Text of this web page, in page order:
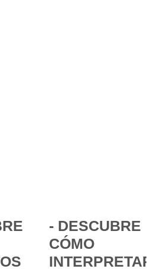
- DESCUBRE
CÓMO
INTERPRETAR